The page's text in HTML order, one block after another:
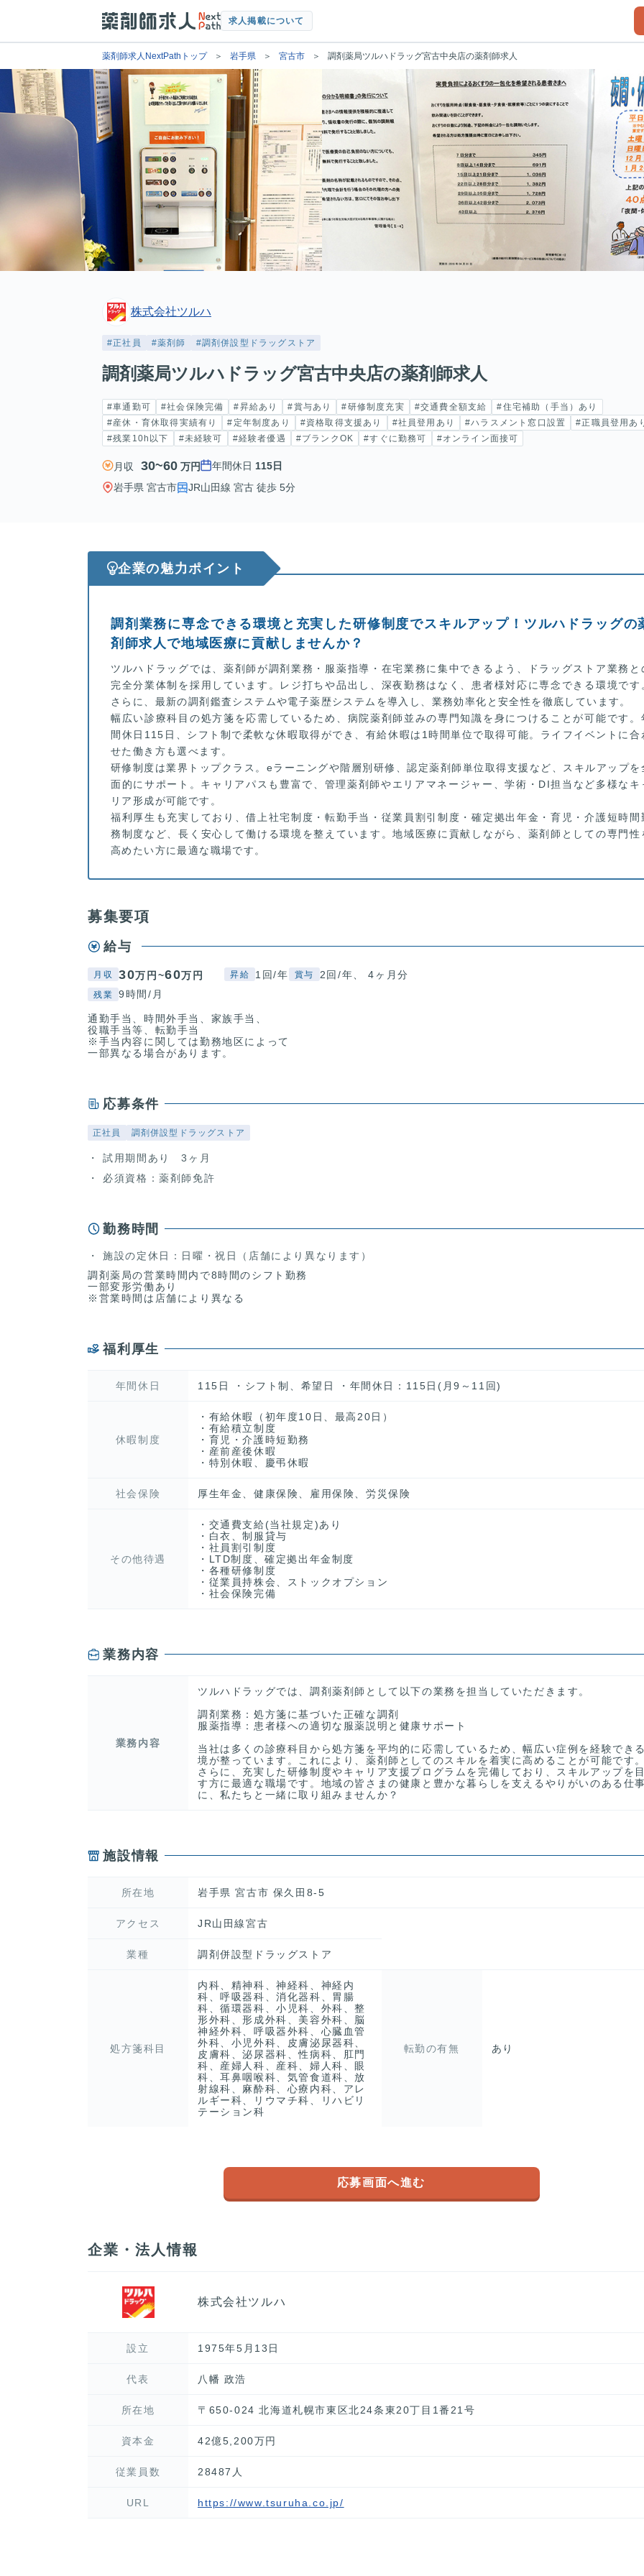
求人掲載について
薬剤師求人NextPathトップ 岩手県 宮古市 調剤薬局ツルハドラッグ宮古中央店の薬剤師求人
株式会社ツルハ
#正社員 #薬剤師 #調剤併設型ドラッグストア
調剤薬局ツルハドラッグ宮古中央店の薬剤師求人
#車通勤可 #社会保険完備 #昇給あり #賞与あり #研修制度充実 #交通費全額支給
#住宅補助（手当）あり
#産休・育休取得実績有り
#定年制度あり #資格取得支援あり #社員登用あり #ハラスメント窓口設置
#正職員登用あ
#残業10h以下
#未経験可 #経験者優遇 #ブランクOK #すぐに勤務可 #オンライン面接可
月収 30~60 万円 年間休日 115日
岩手県 宮古市
JR山田線 宮古 徒歩 5分
企業の魅力ポイント
調剤業務に専念できる環境と充実した研修制度でスキルアップ！ツルハドラッグの
剤師求人で地域医療に貢献しませんか？
ツルハドラッグでは、薬剤師が調剤業務・服薬指導・在宅業務に集中できるよう、ドラッグストア業務と
完全分業体制を採用しています。レジ打ちや品出し、深夜勤務はなく、患者様対応に専念できる環境です
さらに、最新の調剤鑑査システムや電子薬歴システムを導入し、業務効率化と安全性を徹底しています。
幅広い診療科目の処方箋を応需しているため、病院薬剤師並みの専門知識を身につけることが可能です。
間休日115日、シフト制で柔軟な休暇取得ができ、有給休暇は1時間単位で取得可能。ライフイベントに合
せた働き方も選べます。
研修制度は業界トップクラス。eラーニングや階層別研修、認定薬剤師単位取得支援など、スキルアップを
面的にサポート。キャリアパスも豊富で、管理薬剤師やエリアマネージャー、学術・DI担当など多様なキ
リア形成が可能です。
福利厚生も充実しており、借上社宅制度・転勤手当・従業員割引制度・確定拠出年金・育児・介護短時間
務制度など、長く安心して働ける環境を整えています。地域医療に貢献しながら、薬剤師としての専門性
高めたい方に最適な職場です。
募集要項
給与
月収 30万円~60万円 昇給 1回/年 賞与 2回/年、 4ヶ月分
残業 9時間/月
通勤手当、時間外手当、家族手当、
役職手当等、転勤手当
※手当内容に関しては勤務地区によって
一部異なる場合があります。
応募条件
正社員 調剤併設型ドラッグストア
試用期間あり 3ヶ月
必須資格：薬剤師免許
勤務時間
施設の定休日：日曜・祝日（店舗により異なります）
調剤薬局の営業時間内で8時間のシフト勤務
一部変形労働あり
※営業時間は店舗により異なる
福利厚生
年間休日 115日 ・シフト制、希望日 ・年間休日：115日(月9～11回)
休暇制度
・有給休暇（初年度10日、最高20日）
・有給積立制度
・育児・介護時短勤務
・産前産後休暇
・特別休暇、慶弔休暇
社会保険 厚生年金、健康保険、雇用保険、労災保険
その他待遇
・交通費支給(当社規定)あり
・白衣、制服貸与
・社員割引制度
・LTD制度、確定拠出年金制度
・各種研修制度
・従業員持株会、ストックオプション
・社会保険完備
業務内容
業務内容
ツルハドラッグでは、調剤薬剤師として以下の業務を担当していただきます。
調剤業務：処方箋に基づいた正確な調剤
服薬指導：患者様への適切な服薬説明と健康サポート
当社は多くの診療科目から処方箋を平均的に応需しているため、幅広い症例を経験でき
境が整っています。これにより、薬剤師としてのスキルを着実に高めることが可能です。
さらに、充実した研修制度やキャリア支援プログラムを完備しており、スキルアップを
す方に最適な職場です。地域の皆さまの健康と豊かな暮らしを支えるやりがいのある仕事
に、私たちと一緒に取り組みませんか？
施設情報
所在地 岩手県 宮古市 保久田8-5
アクセス JR山田線宮古
業種 調剤併設型ドラッグストア
処方箋科目
内科、精神科、神経科、神経内
科、呼吸器科、消化器科、胃腸
科、循環器科、小児科、外科、整
形外科、形成外科、美容外科、脳
神経外科、呼吸器外科、心臓血管
外科、小児外科、皮膚泌尿器科、
皮膚科、泌尿器科、性病科、肛門
科、産婦人科、産科、婦人科、眼
科、耳鼻咽喉科、気管食道科、放
射線科、麻酔科、心療内科、アレ
ルギー科、リウマチ科、リハビリ
テーション科
転勤の有無 あり
応募画面へ進む
企業・法人情報
株式会社ツルハ
設立 1975年5月13日
代表 八幡 政浩
所在地 〒650-024 北海道札幌市東区北24条東20丁目1番21号
資本金 42億5,200万円
従業員数 28487人
URL https://www.tsuruha.co.jp/